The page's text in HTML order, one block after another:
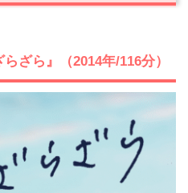
ざら』（2014年/116分）